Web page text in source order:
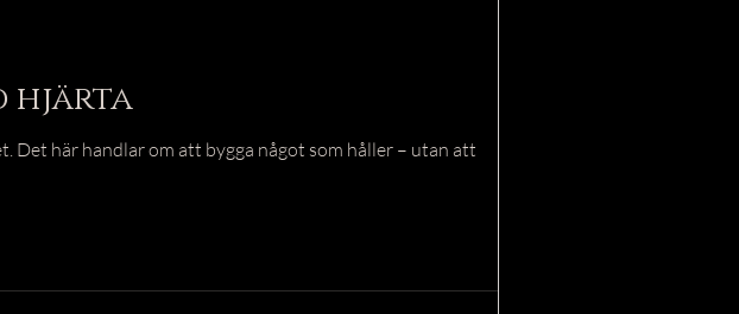
hjärta
Det här handlar om att bygga något som håller – utan att